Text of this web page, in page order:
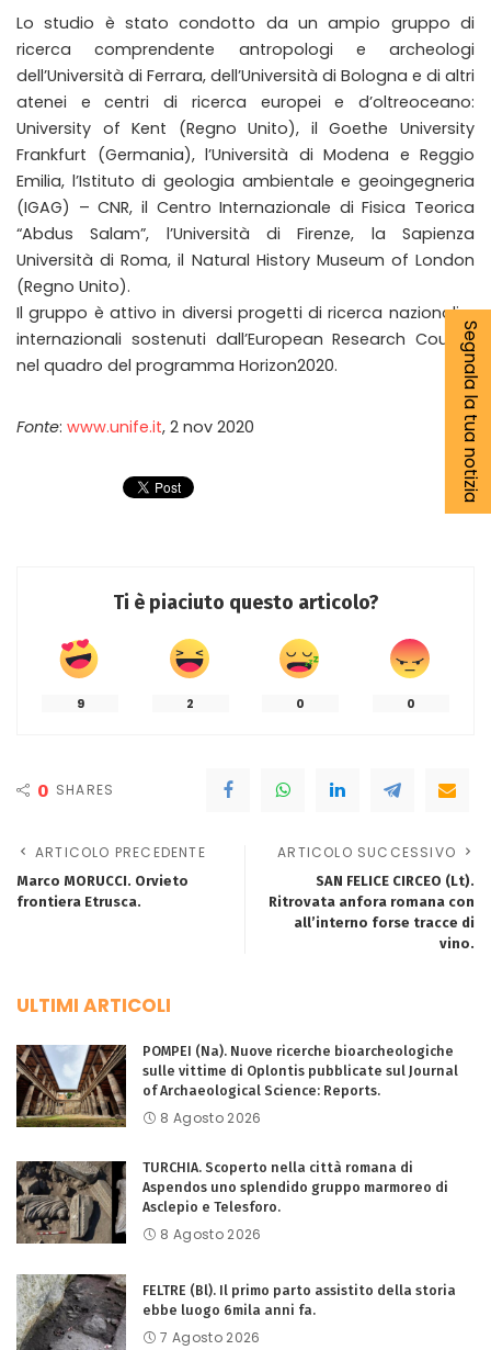
Lo studio è stato condotto da un ampio gruppo di
ricerca comprendente antropologi e archeologi
dell’Università di Ferrara, dell’Università di Bologna e di altri
atenei e centri di ricerca europei e d’oltreoceano:
University of Kent (Regno Unito), il Goethe University
Frankfurt (Germania), l’Università di Modena e Reggio
Emilia, l’Istituto di geologia ambientale e geoingegneria
(IGAG) – CNR, il Centro Internazionale di Fisica Teorica
“Abdus Salam”, l’Università di Firenze, la Sapienza
Università di Roma, il Natural History Museum of London
(Regno Unito).
Il gruppo è attivo in diversi progetti di ricerca nazionali e
internazionali sostenuti dall’European Research Council
nel quadro del programma Horizon2020.
Fonte: www.unife.it, 2 nov 2020
Ti è piaciuto questo articolo?
9 2 0 0
0 SHARES
ARTICOLO PRECEDENTE
Marco MORUCCI. Orvieto
frontiera Etrusca.
ARTICOLO SUCCESSIVO
SAN FELICE CIRCEO (Lt).
Ritrovata anfora romana con
all’interno forse tracce di
vino.
ULTIMI ARTICOLI
POMPEI (Na). Nuove ricerche bioarcheologiche
sulle vittime di Oplontis pubblicate sul Journal
of Archaeological Science: Reports.
8 Agosto 2026
TURCHIA. Scoperto nella città romana di
Aspendos uno splendido gruppo marmoreo di
Asclepio e Telesforo.
8 Agosto 2026
FELTRE (Bl). Il primo parto assistito della storia
ebbe luogo 6mila anni fa.
7 Agosto 2026
Segnala la tua notizia